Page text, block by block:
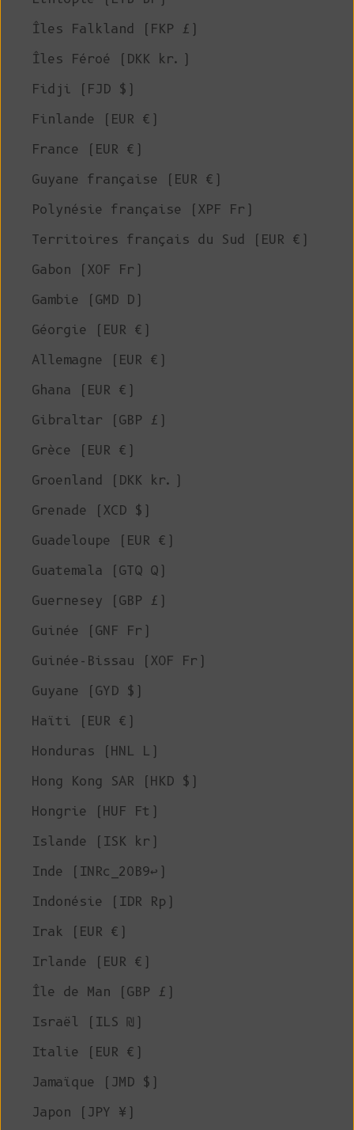
Îles Falkland (FKP £)
Îles Féroé (DKK kr.)
Fidji (FJD $)
Finlande (EUR €)
France (EUR €)
Guyane française (EUR €)
Polynésie française (XPF Fr)
Territoires français du Sud (EUR €)
Gabon (XOF Fr)
Gambie (GMD D)
Géorgie (EUR €)
Allemagne (EUR €)
Ghana (EUR €)
Gibraltar (GBP £)
Grèce (EUR €)
Groenland (DKK kr.)
Grenade (XCD $)
Guadeloupe (EUR €)
Guatemala (GTQ Q)
Guernesey (GBP £)
Guinée (GNF Fr)
Guinée-Bissau (XOF Fr)
Guyane (GYD $)
Haïti (EUR €)
Honduras (HNL L)
Hong Kong SAR (HKD $)
Hongrie (HUF Ft)
Islande (ISK kr)
Inde (INRc_20B9↩)
Indonésie (IDR Rp)
Irak (EUR €)
Irlande (EUR €)
Île de Man (GBP £)
Israël (ILS ₪)
Italie (EUR €)
Jamaïque (JMD $)
Japon (JPY ¥)